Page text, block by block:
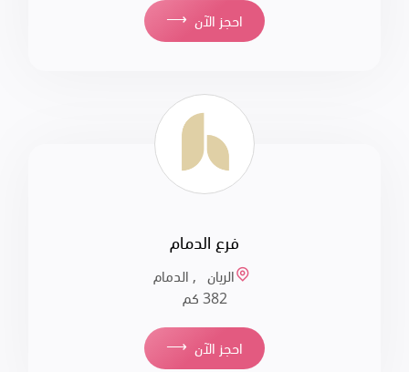
⟶ احجز الآن
فرع الدمام
الريان , الدمام
382 كم
⟶ احجز الآن